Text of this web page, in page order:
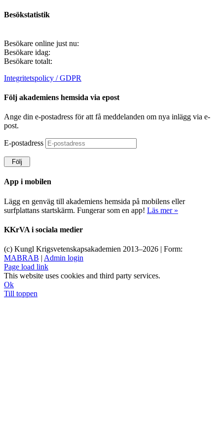
Besökstatistik
Besökare online just nu:
Besökare idag:
Besökare totalt:
Integritetspolicy / GDPR
Följ akademiens hemsida via epost
Ange din e-postadress för att få meddelanden om nya inlägg via e-
post.
E-postadress
Följ
App i mobilen
Lägg en genväg till akademiens hemsida på mobilens eller
surfplattans startskärm. Fungerar som en app! Läs mer »
KKrVA i sociala medier
(c) Kungl Krigsvetenskapsakademien 2013–2026 | Form:
MABRAB | Admin login
Page load link
This website uses cookies and third party services.
Ok
Till toppen